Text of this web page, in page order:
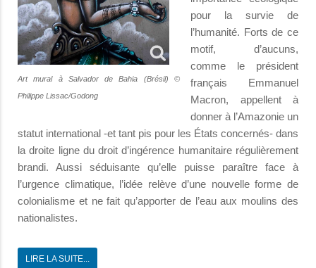
Art mural à Salvador de Bahia (Brésil) ©
Philippe Lissac/Godong
pour la survie de
l’humanité. Forts de ce
motif, d’aucuns,
comme le président
français Emmanuel
Macron, appellent à
donner à l’Amazonie un
statut international -et tant pis pour les États concernés- dans
la droite ligne du droit d’ingérence humanitaire régulièrement
brandi. Aussi séduisante qu’elle puisse paraître face à
l’urgence climatique, l’idée relève d’une nouvelle forme de
colonialisme et ne fait qu’apporter de l’eau aux moulins des
nationalistes.
LIRE LA SUITE...